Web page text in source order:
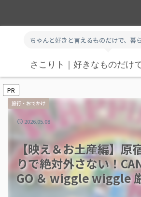
ちゃんと好きと言えるものだけで、暮
さこりト｜好きなものだけ
PR
【映え＆お土産編】原
りで絶対外さない！
GO ＆ wiggle wiggle
旅行・おでかけ
2026.05.08